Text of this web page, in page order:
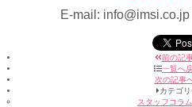
E-mail:
前の記
一覧へ
次の記事
カテゴリ
スタッフコラ